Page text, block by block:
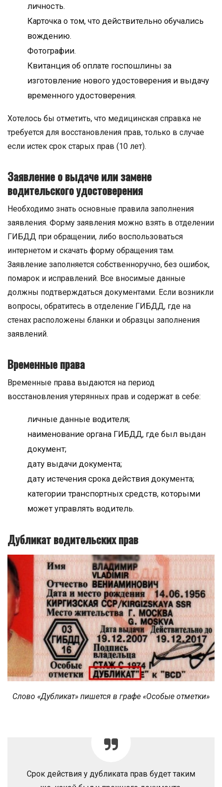
личность.
Карточка о том, что действительно обучались
вождению.
Фотографии.
Квитанция об оплате госпошлины за
изготовление нового удостоверения и выдачу
временного удостоверения.
Хотелось бы отметить, что медицинская справка не
требуется для восстановления прав, только в случае
если истек срок старых прав (10 лет).
Заявление о выдаче или замене
водительского удостоверения
Необходимо знать основные правила заполнения
заявления. Форму заявления можно взять в отделении
ГИБДД при обращении, либо воспользоваться
интернетом и скачать форму обращения там.
Заявление заполняется собственноручно, без ошибок,
помарок и исправлений. Все вносимые данные
должны подтверждаться документами. Если возникли
вопросы, обратитесь в отделение ГИБДД, где на
стенах расположены бланки и образцы заполнения
заявлений.
Временные права
Временные права выдаются на период
восстановления утерянных прав и содержат в себе:
личные данные водителя;
наименование органа ГИБДД, где был выдан
документ;
дату выдачи документа;
дату истечения срока действия документа;
категории транспортных средств, которыми
может управлять водитель.
Дубликат водительских прав
Слово «Дубликат» пишется в графе «Особые отметки»
Срок действия у дубликата прав будет таким